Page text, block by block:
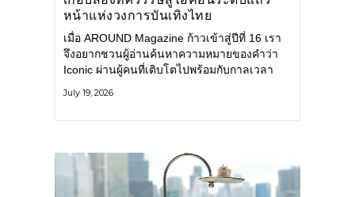
หน้าแห่งวงการบันเทิงไทย
เมื่อ AROUND Magazine ก้าวเข้าสู่ปีที่ 16 เรา
จึงอยากชวนผู้อ่านค้นหาความหมายของคำว่า
Iconic ผ่านผู้คนที่เติบโตไปพร้อมกับกาลเวลา
คือ มาริโอ้ เมาเร่อ
July 19, 2026